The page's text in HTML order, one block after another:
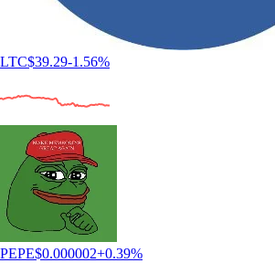
LTC$39.29-1.56%
PEPE$0.000002+0.39%